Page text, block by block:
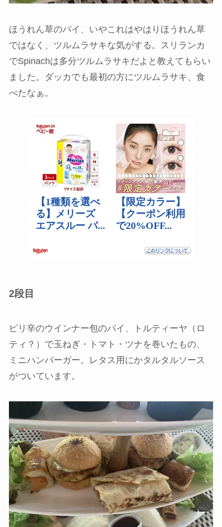
ほうれん草のパイ、いやこれはやはりほうれん草
ではなく、ツルムラサキな気がする。スリランカ
でSpinachは多分ツルムラサキだよと教えてもらい
ました。ダッカでも最初の方にツルムラサキ、食
べたなぁ。
2段目
ピリ辛のウインナー包のパイ、トルティーヤ（ロ
ティ？）で玉ねぎ・トマト・ツナを巻いたもの、
ミニハンバーガー。レタス用にかタルタルソース
がついています。